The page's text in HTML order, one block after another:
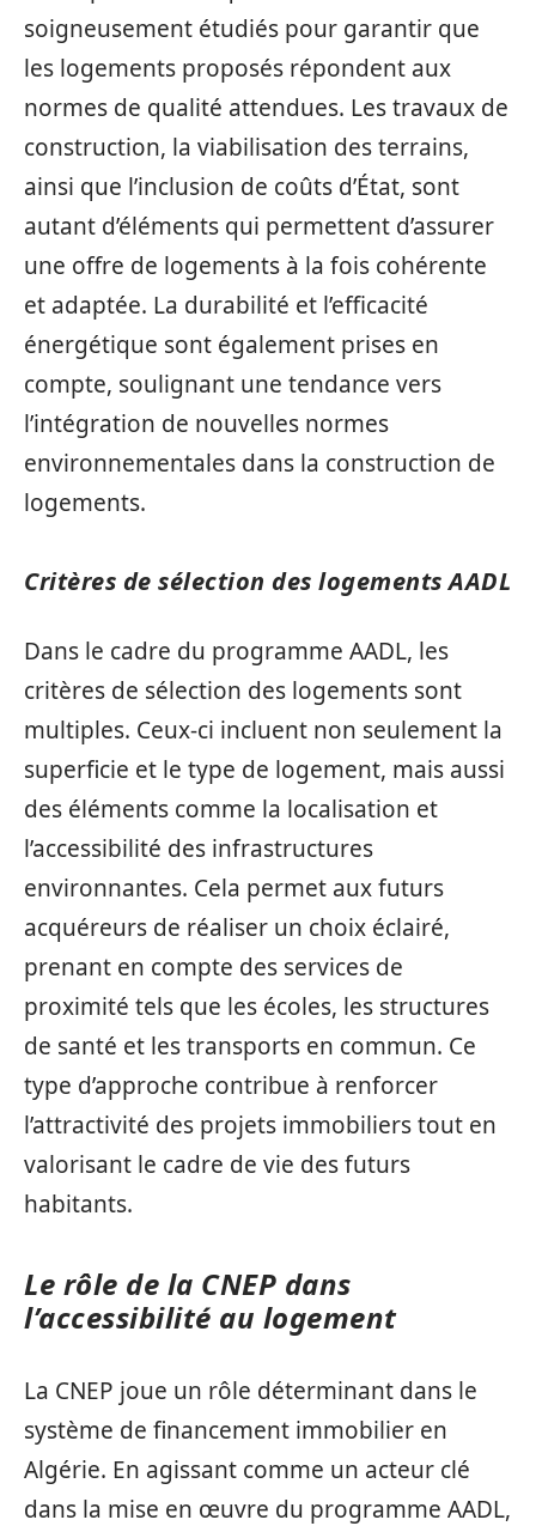
soigneusement étudiés pour garantir que
les logements proposés répondent aux
normes de qualité attendues. Les travaux de
construction, la viabilisation des terrains,
ainsi que l’inclusion de coûts d’État, sont
autant d’éléments qui permettent d’assurer
une offre de logements à la fois cohérente
et adaptée. La durabilité et l’efficacité
énergétique sont également prises en
compte, soulignant une tendance vers
l’intégration de nouvelles normes
environnementales dans la construction de
logements.
Critères de sélection des logements AADL
Dans le cadre du programme AADL, les
critères de sélection des logements sont
multiples. Ceux-ci incluent non seulement la
superficie et le type de logement, mais aussi
des éléments comme la localisation et
l’accessibilité des infrastructures
environnantes. Cela permet aux futurs
acquéreurs de réaliser un choix éclairé,
prenant en compte des services de
proximité tels que les écoles, les structures
de santé et les transports en commun. Ce
type d’approche contribue à renforcer
l’attractivité des projets immobiliers tout en
valorisant le cadre de vie des futurs
habitants.
Le rôle de la CNEP dans
l’accessibilité au logement
La CNEP joue un rôle déterminant dans le
système de financement immobilier en
Algérie. En agissant comme un acteur clé
dans la mise en œuvre du programme AADL,